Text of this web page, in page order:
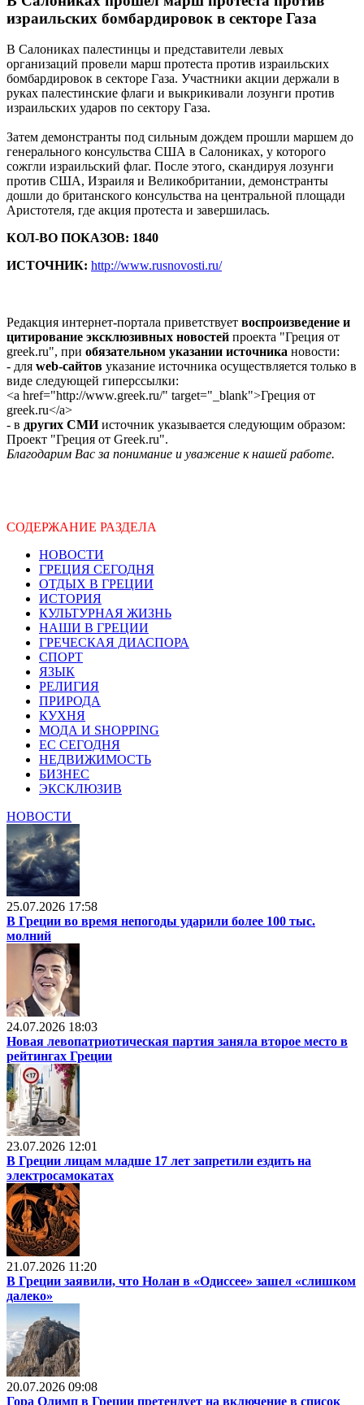
израильских бомбардировок в секторе Газа
В Салониках палестинцы и представители левых
организаций провели марш протеста против израильских
бомбардировок в секторе Газа. Участники акции держали в
руках палестинские флаги и выкрикивали лозунги против
израильских ударов по сектору Газа.
Затем демонстранты под сильным дождем прошли маршем до
генерального консульства США в Салониках, у которого
сожгли израильский флаг. После этого, скандируя лозунги
против США, Израиля и Великобритании, демонстранты
дошли до британского консульства на центральной площади
Аристотеля, где акция протеста и завершилась.
КОЛ-ВО ПОКАЗОВ: 1840
ИСТОЧНИК: http://www.rusnovosti.ru/
Редакция интернет-портала приветствует воспроизведение и
цитирование эксклюзивных новостей проекта "Греция от
greek.ru", при обязательном указании источника новости:
- для web-сайтов указание источника осуществляется только в
виде следующей гиперссылки:
<a href="http://www.greek.ru/" target="_blank">Греция от
greek.ru</a>
- в других СМИисточник указывается следующим образом:
Проект "Греция от Greek.ru".
Благодарим Вас за понимание и уважение к нашей работе.
СОДЕРЖАНИЕ РАЗДЕЛА
НОВОСТИ
ГРЕЦИЯ СЕГОДНЯ
ОТДЫХ В ГРЕЦИИ
ИСТОРИЯ
КУЛЬТУРНАЯ ЖИЗНЬ
НАШИ В ГРЕЦИИ
ГРЕЧЕСКАЯ ДИАСПОРА
СПОРТ
ЯЗЫК
РЕЛИГИЯ
ПРИРОДА
КУХНЯ
МОДА И SHOPPING
ЕС СЕГОДНЯ
НЕДВИЖИМОСТЬ
БИЗНЕС
ЭКСКЛЮЗИВ
НОВОСТИ
25.07.2026 17:58
В Греции во время непогоды ударили более 100 тыс.
молний
24.07.2026 18:03
Новая левопатриотическая партия заняла второе место в
рейтингах Греции
23.07.2026 12:01
В Греции лицам младше 17 лет запретили ездить на
электросамокатах
21.07.2026 11:20
В Греции заявили, что Нолан в «Одиссее» зашел «слишком
далеко»
20.07.2026 09:08
Гора Олимп в Греции претендует на включение в список